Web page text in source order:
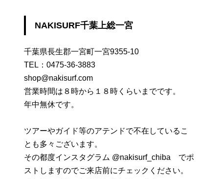
NAKISURF千葉上総一宮
千葉県長生郡一宮町一宮9355-10
TEL： 0475-36-3883
shop@nakisurf.com
営業時間は８時から１８時くらいまでです。
年中無休です。
ツアーやガイド等のアテンドで不在しているこ
とも多々ございます。
その都度インスタグラム @nakisurf_chiba でポ
ストしますのでご来店前にチェックください。